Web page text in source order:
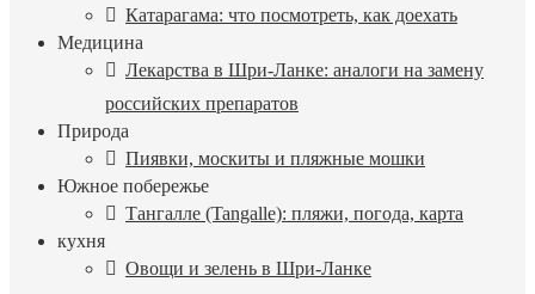
Катарагама: что посмотреть, как доехать
Медицина
Лекарства в Шри-Ланке: аналоги на замену
российских препаратов
Природа
Пиявки, москиты и пляжные мошки
Южное побережье
Тангалле (Tangalle): пляжи, погода, карта
кухня
Овощи и зелень в Шри-Ланке